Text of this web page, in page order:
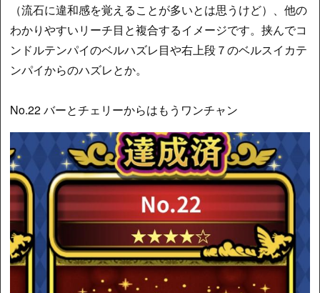
（流石に違和感を覚えることが多いとは思うけど）、他の
わかりやすいリーチ目と複合するイメージです。挟んでコ
ンドルテンパイのベルハズレ目や右上段７のベルスイカテ
ンパイからのハズレとか。
No.22 バーとチェリーからはもうワンチャン